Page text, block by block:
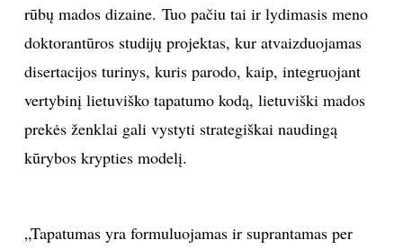
PRIVATUMO POLITIKA
rūbų mados dizaine. Tuo pačiu tai ir lydimasis meno
doktorantūros studijų projektas, kur atvaizduojamas
disertacijos turinys, kuris parodo, kaip, integruojant
vertybinį lietuviško tapatumo kodą, lietuviški mados
prekės ženklai gali vystyti strategiškai naudingą
kūrybos krypties modelį.
„Tapatumas yra formuluojamas ir suprantamas per